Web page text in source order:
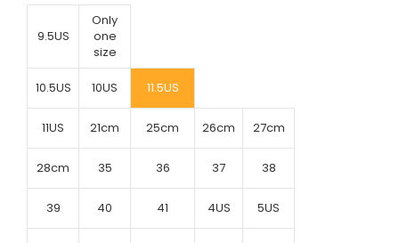
9.5US
Only
one
size
10.5US 10US 11.5US
11US 21cm 25cm 26cm 27cm
28cm 35 36 37 38
39 40 41 4US 5US